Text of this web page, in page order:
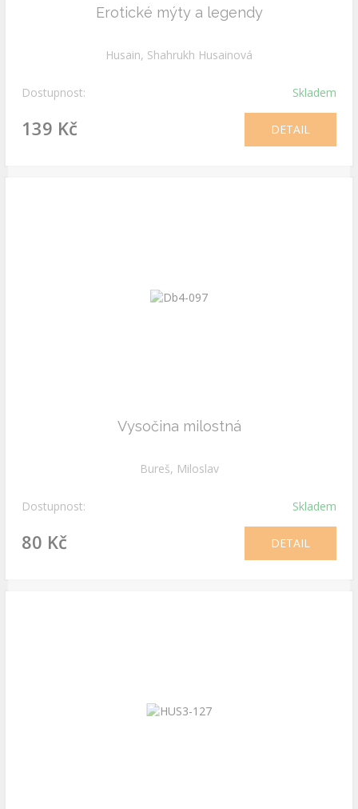
Erotické mýty a legendy
Husain, Shahrukh Husainová
Dostupnost: Skladem
139 Kč DETAIL
Vysočina milostná
Bureš, Miloslav
Dostupnost: Skladem
80 Kč DETAIL